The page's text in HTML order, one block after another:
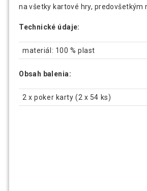
na všetky kartové hry, predovšetkým
Technické údaje:
materiál: 100 % plast
Obsah balenia:
2 x poker karty (2 x 54 ks)